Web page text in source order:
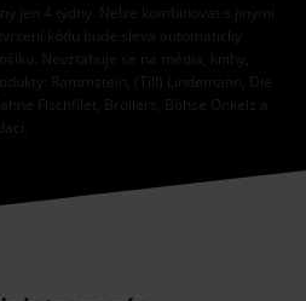
jen 4 týdny. Nelze kombinovat s jinými
kódu bude sleva automaticky
Nevztahuje se na média, knihy,
Rammstein, (Till) Lindemann, Die
Fischfilet, Broilers, Böhse Onkelz a